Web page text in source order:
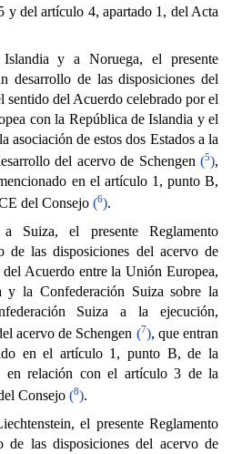
y del artículo 4, apartado 1, del Acta
y a Noruega, el presente
desarrollo de las disposiciones del
sentido del Acuerdo celebrado por el
con la República de Islandia y el
asociación de estos dos Estados a la
del acervo de Schengen (5),
en el artículo 1, punto B,
del Consejo (6).
Suiza, el presente Reglamento
de las disposiciones del acervo de
del Acuerdo entre la Unión Europea,
y la Confederación Suiza sobre la
Suiza a la ejecución,
acervo de Schengen (7), que entran
en el artículo 1, punto B, de la
en relación con el artículo 3 de la
Consejo (8).
el presente Reglamento
de las disposiciones del acervo de